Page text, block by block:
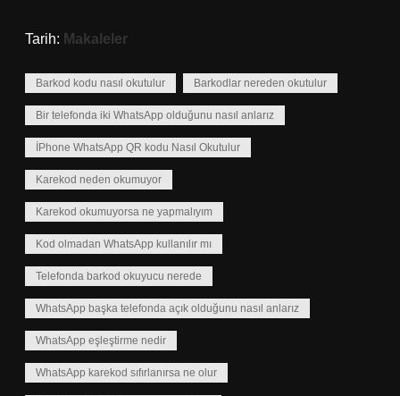
Tarih: Makaleler
Barkod kodu nasıl okutulur Barkodlar nereden okutulur
Bir telefonda iki WhatsApp olduğunu nasıl anlarız
İPhone WhatsApp QR kodu Nasıl Okutulur
Karekod neden okumuyor
Karekod okumuyorsa ne yapmalıyım
Kod olmadan WhatsApp kullanılır mı
Telefonda barkod okuyucu nerede
WhatsApp başka telefonda açık olduğunu nasıl anlarız
WhatsApp eşleştirme nedir
WhatsApp karekod sıfırlanırsa ne olur